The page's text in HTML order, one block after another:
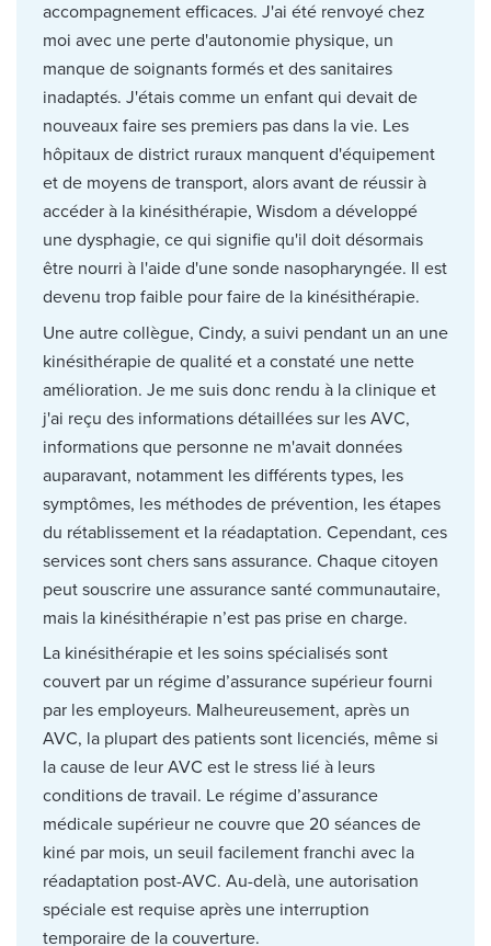
accompagnement efficaces. J'ai été renvoyé chez
moi avec une perte d'autonomie physique, un
manque de soignants formés et des sanitaires
inadaptés. J'étais comme un enfant qui devait de
nouveaux faire ses premiers pas dans la vie. Les
hôpitaux de district ruraux manquent d'équipement
et de moyens de transport, alors avant de réussir à
accéder à la kinésithérapie, Wisdom a développé
une dysphagie, ce qui signifie qu'il doit désormais
être nourri à l'aide d'une sonde nasopharyngée. Il est
devenu trop faible pour faire de la kinésithérapie.
Une autre collègue, Cindy, a suivi pendant un an une
kinésithérapie de qualité et a constaté une nette
amélioration. Je me suis donc rendu à la clinique et
j'ai reçu des informations détaillées sur les AVC,
informations que personne ne m'avait données
auparavant, notamment les différents types, les
symptômes, les méthodes de prévention, les étapes
du rétablissement et la réadaptation. Cependant, ces
services sont chers sans assurance. Chaque citoyen
peut souscrire une assurance santé communautaire,
mais la kinésithérapie n’est pas prise en charge.
La kinésithérapie et les soins spécialisés sont
couvert par un régime d’assurance supérieur fourni
par les employeurs. Malheureusement, après un
AVC, la plupart des patients sont licenciés, même si
la cause de leur AVC est le stress lié à leurs
conditions de travail. Le régime d’assurance
médicale supérieur ne couvre que 20 séances de
kiné par mois, un seuil facilement franchi avec la
réadaptation post-AVC. Au-delà, une autorisation
spéciale est requise après une interruption
temporaire de la couverture.